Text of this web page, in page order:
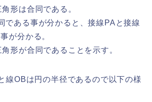
形は合同である。
である事が分かると、接線PAと接線
が分かる。
形が合同であることを示す。
線OBは円の半径であるので以下の様